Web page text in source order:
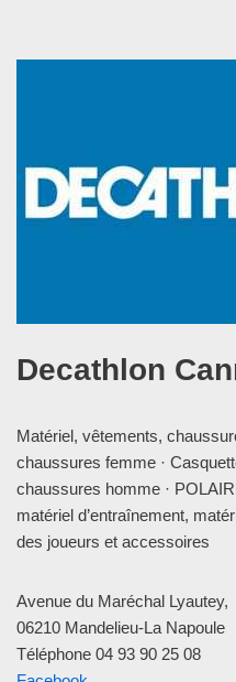
Decathlon
Matériel, vêtements,
chaussures femme ·
chaussures homme ·
matériel d’entraînement,
des joueurs et accessoires
Avenue du Maréchal Lyautey,
06210 Mandelieu-La Napoule
Téléphone 04 93 90 25 08